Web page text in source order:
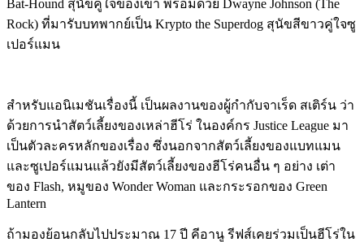
Bat-Hound สุนัขคู่ใจของเขา พร้อมด้วย
Dwayne Johnson (The
Rock) ที่มารับบทพากย์เป็น Krypto the Superdog สุนัขสีขาวคู่ใจซู
เปอร์แมน
สำหรับแอนิเมชันเรื่องนี้ เป็นผลงานของผู้กำกับจาเร็ด สเติร์น ว่า
ด้วยการนำสัตว์เลี้ยงของเหล่าฮีโร่ ในองค์กร Justice League มา
เป็นตัวละครหลักของเรื่อง ซึ่งนอกจากสัตว์เลี้ยงของแบทแมน
และซูเปอร์แมนแล้วยังมีสัตว์เลี้ยงของฮีโร่คนอื่น ๆ อย่าง เต่า
ของ Flash, หมูของ Wonder Woman และกระรอกของ Green
Lantern
ถ้ามองย้อนกลับไปประมาณ 17 ปี คีอานู รีฟส์เคยร่วมเป็นฮีโร่ใน